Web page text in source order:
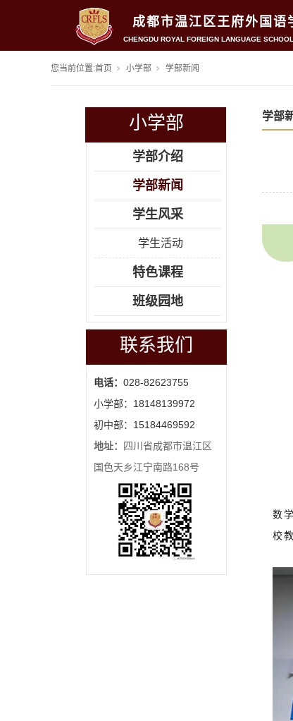
成都市温江区王府外国语
CHENGDU ROYAL FOREIGN LANGUAGE SCHOOL
您当前位置:首页 小学部 学部新闻
小学部
学部介绍
学部新闻
学生风采
学生活动
特色课程
班级园地
联系我们
电话： 028-82623755
小学部：18148139972
初中部：15184469592
地址：
四川省成都市温江区
国色天乡江宁南路168号
学部
数
校